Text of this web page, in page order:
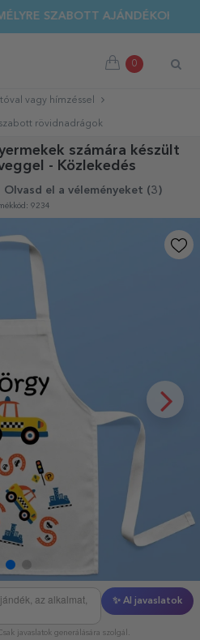
SZABOTT AJÁNDÉKOKAT!
0
vagy hímzéssel
rövidnadrágok
számára készült
- Közlekedés
Olvasd el a véleményeket (3 )
9234
✨ AI javaslatok
javaslatok generálására szolgál.